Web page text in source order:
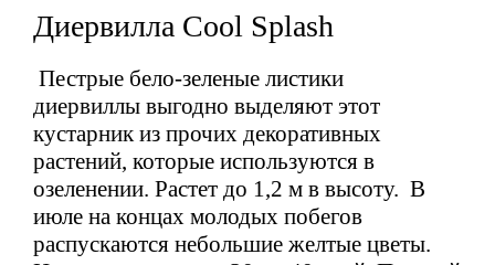
Диервилла Cool Splash
Пестрые бело-зеленые листики
диервиллы выгодно выделяют этот
кустарник из прочих декоративных
растений, которые используются в
озеленении. Растет до 1,2 м в высоту. В
июле на концах молодых побегов
распускаются небольшие желтые цветы.